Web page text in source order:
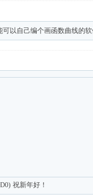
以自己编个画函数曲线的
祝新年好！